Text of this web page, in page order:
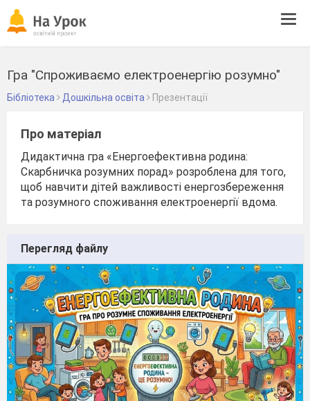
Гра "Спроживаємо електроенергію розумно"
Бібліотека Дошкільна освіта Презентації
Про матеріал
Дидактична гра «Енергоефективна родина:
Скарбничка розумних порад» розроблена для того,
щоб навчити дітей важливості енергозбереження
та розумного споживання електроенергії вдома.
Перегляд файлу